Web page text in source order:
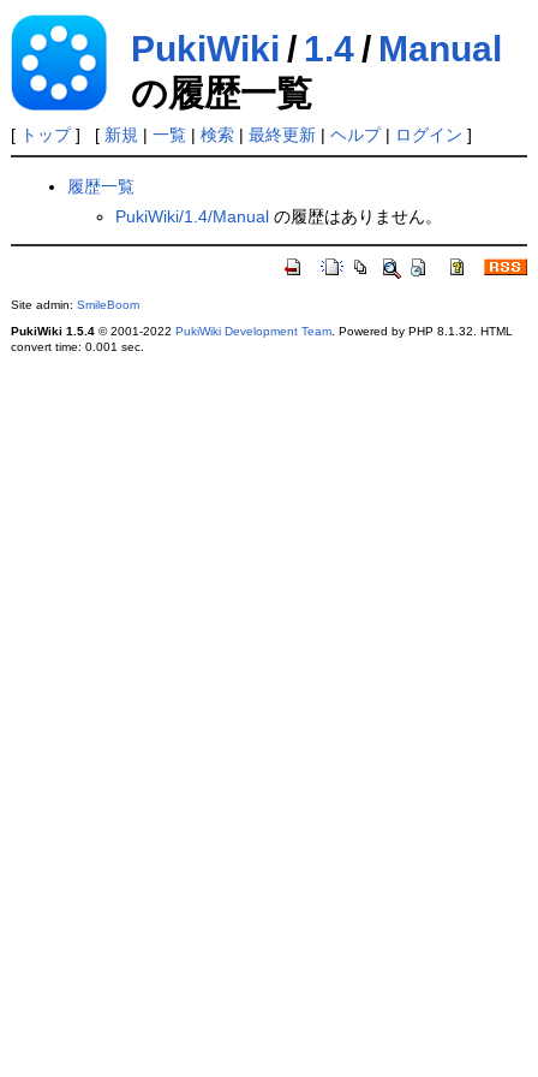
PukiWiki / 1.4/ Manual
の履歴一覧
[ トップ] [ 新規 | 一覧| 検索| 最終更新| ヘルプ| ログイン ]
履歴一覧
PukiWiki/1.4/Manual の履歴はありません。
Site admin: SmileBoom
PukiWiki 1.5.4© 2001-2022 PukiWiki Development Team. Powered by PHP 8.1.32. HTML
convert time: 0.001 sec.